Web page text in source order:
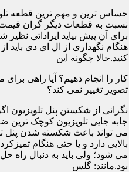
حساس ترین و مهم ترین قطعه
نسبت به قطعات دیگر گران
برای آن پیش بیاید ایراداتی
هنگام نگهداری از ال ای دی باید
کنید.حالا چگونه این
کار را انجام دهیم؟ آیا راهی
تصویر تغییر نمی کند؟
نگرانی از شکستن پنل تلویزیون
جابه جایی تلویزیون کوچک ترین
می تواند باعث شکسته شدن پنل
بالایی دارد و یا حتی هنگام
می شود؛ ولی باید به دنبال راه
بود.مانند: گلس